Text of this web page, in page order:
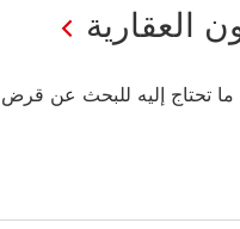
العقارية
ما تحتاج إليه للبحث عن